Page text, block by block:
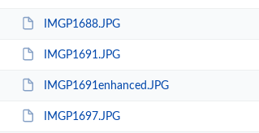
IMGP1688.JPG
IMGP1691.JPG
IMGP1691enhanced.JPG
IMGP1697.JPG